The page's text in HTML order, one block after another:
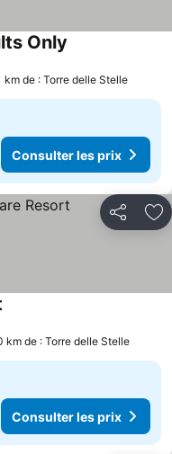
Only
km de : Torre delle Stelle
Consulter les prix
Partager
km de : Torre delle Stelle
Consulter les prix